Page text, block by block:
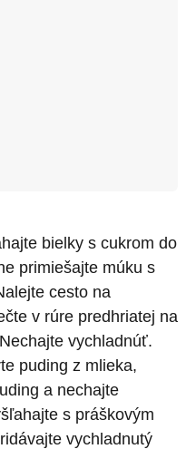
bielky s cukrom do
primiešajte múku s
cesto na
v rúre predhriatej na
vychladnúť.
puding z mlieka,
a nechajte
s práškovým
vychladnutý